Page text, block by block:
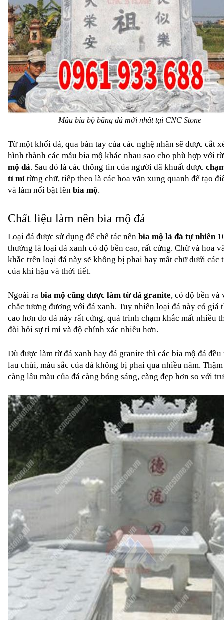
Mẫu bia bộ bằng đá mới nhất tại CNC Stone
Từ một khối đá, qua bàn tay của các nghệ nhân sẽ được cắt
hình thành các mẫu bia mộ khác nhau sao cho phù hợp với
mộ đá. Sau đó là các thông tin của người đã khuất được
tỉ mỉ từng chữ, tiếp theo là các hoa văn xung quanh để tạo
và làm nổi bật lên bia mộ.
Chất liệu làm nên bia mộ đá
Loại đá được sử dụng để chế tác nên bia mộ là đá tự nhiên
thường là loại đá xanh có độ bền cao, rất cứng. Chữ và hoa
khắc trên loại đá này sẽ không bị phai hay mất chữ dưới các
của khí hậu và thời tiết.
Ngoài ra bia mộ cũng được làm từ đá granite, có độ bền và
chắc tương đương với đá xanh. Tuy nhiên loại đá này có giá
cao hơn do đá này rất cứng, quá trình chạm khắc mất nhiều
đòi hỏi sự tỉ mỉ và độ chính xác nhiều hơn.
Dù được làm từ đá xanh hay đá granite thì các bia mộ đá đều
lau chùi, màu sắc của đá không bị phai qua nhiều năm.
càng lâu màu của đá càng bóng sáng, càng đẹp hơn so với